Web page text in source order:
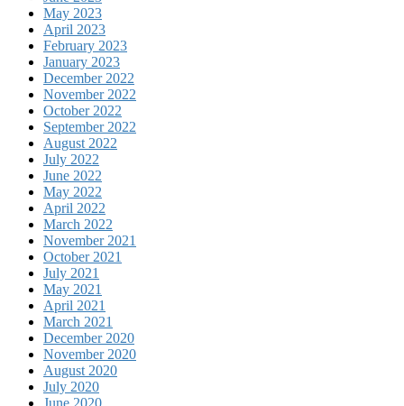
May 2023
April 2023
February 2023
January 2023
December 2022
November 2022
October 2022
September 2022
August 2022
July 2022
June 2022
May 2022
April 2022
March 2022
November 2021
October 2021
July 2021
May 2021
April 2021
March 2021
December 2020
November 2020
August 2020
July 2020